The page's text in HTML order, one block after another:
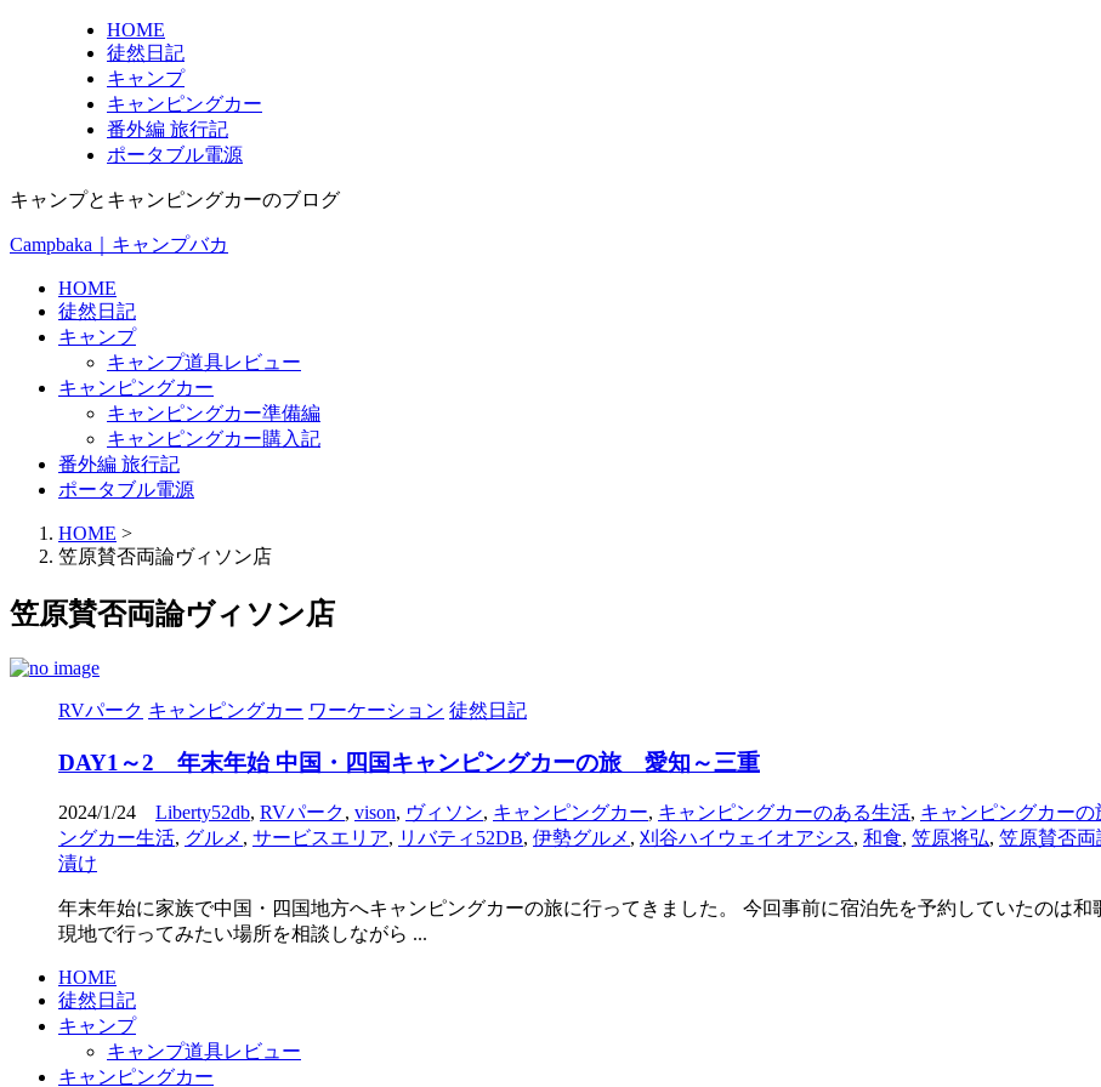
HOME
徒然日記
キャンプ
キャンピングカー
番外編 旅行記
ポータブル電源
キャンプとキャンピングカーのブログ
Campbaka｜キャンプバカ
HOME
徒然日記
キャンプ
キャンプ道具レビュー
キャンピングカー
キャンピングカー準備編
キャンピングカー購入記
番外編 旅行記
ポータブル電源
HOME >
笠原賛否両論ヴィソン店
笠原賛否両論ヴィソン店
RVパーク キャンピングカー ワーケーション 徒然日記
DAY1～2 年末年始 中国・四国キャンピングカーの旅 愛知～三重
2024/1/24 Liberty52db, RVパーク, vison, ヴィソン, キャンピングカー, キャンピングカーのある生活, キャンピングカーの
ングカー生活, グルメ , サービスエリア, リバティ52DB, 伊勢グルメ , 刈谷ハイウェイオアシス, 和食, 笠原将弘, 笠原賛否
漬け
年末年始に家族で中国・四国地方へキャンピングカーの旅に行ってきました。 今回事前に宿泊先を予約していたのは
現地で行ってみたい場所を相談しながら ...
HOME
徒然日記
キャンプ
キャンプ道具レビュー
キャンピングカー